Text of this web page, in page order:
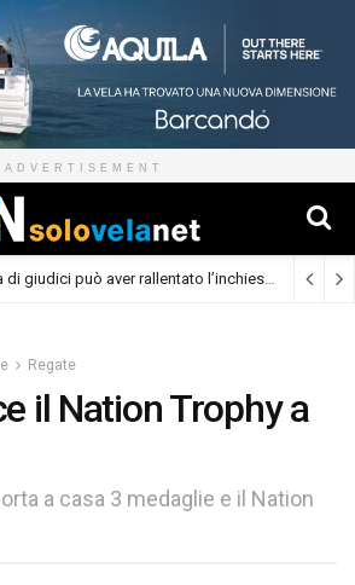
ADVERTISEMENT
Bayesian, la carenza di giudici può aver rallentato l’inchiesta (Cronaca)
Regate
il Nation Trophy a
a casa 3 medaglie e il Nation